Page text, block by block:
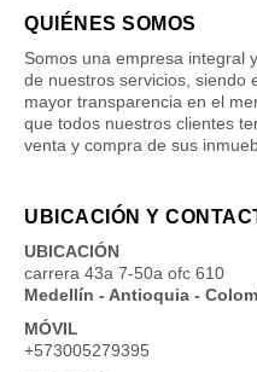
QUIÉNES SOMOS
Somos una empresa integral
de nuestros servicios, siendo
mayor transparencia en el
que todos nuestros clientes
venta y compra de sus
UBICACIÓN Y
UBICACIÓN
carrera 43a 7-50a ofc 610
Medellín - Antioquia -
MÓVIL
+573005279395